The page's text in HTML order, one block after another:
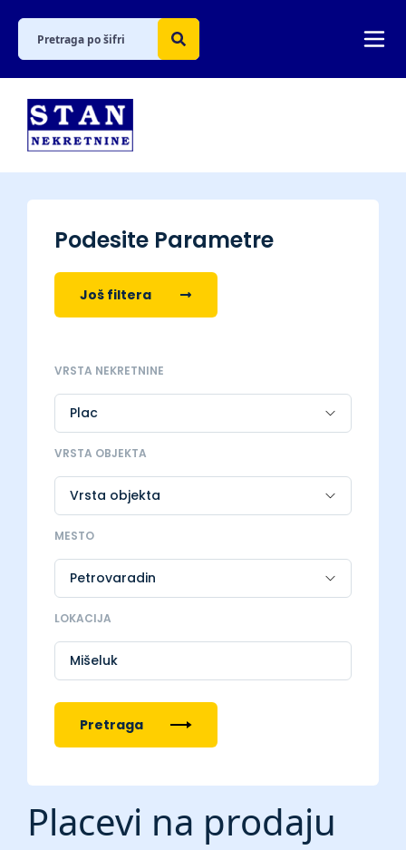
Podesite Parametre
Još filtera
VRSTA NEKRETNINE
VRSTA OBJEKTA
MESTO
LOKACIJA
Mišeluk
Pretraga
Placevi na prodaju